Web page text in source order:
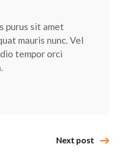
purus sit amet
mauris nunc. Vel
tempor orci
Next post